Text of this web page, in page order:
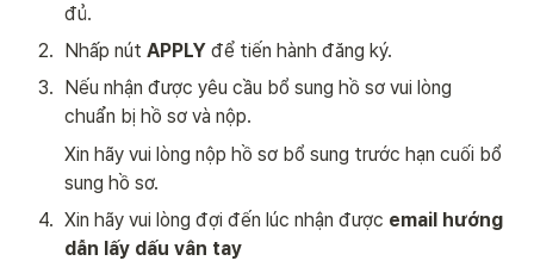
đủ.
2. Nhấp nút APPLY để tiến hành đăng ký.
3.
Nếu nhận được yêu cầu bổ sung hồ sơ vui lòng
chuẩn bị hồ sơ và nộp.
Xin hãy vui lòng nộp hồ sơ bổ sung trước hạn cuối bổ
sung hồ sơ.
4. Xin hãy vui lòng đợi đến lúc nhận được email hướng
dẫn lấy dấu vân tay